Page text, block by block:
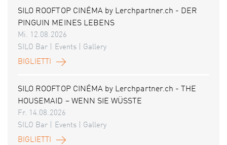
SILO ROOFTOP CINÉMA by Lerchpartner.ch - DER
PINGUIN MEINES LEBENS
Mi. 12.08.2026
SILO Bar | Events | Gallery
BIGLIETTI
SILO ROOFTOP CINÉMA by Lerchpartner.ch - THE
HOUSEMAID – WENN SIE WÜSSTE
Fr. 14.08.2026
SILO Bar | Events | Gallery
BIGLIETTI